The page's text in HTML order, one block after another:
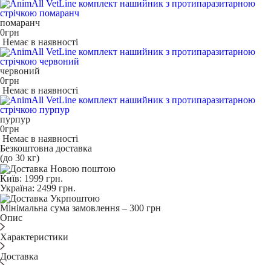
помаранч
0грн
Немає в наявності
червоний
0грн
Немає в наявності
пурпур
0грн
Немає в наявності
Безкоштовна доставка
(до 30 кг)
Київ: 1999 грн.
Україна: 2499 грн.
Мінімальна сума замовлення – 300 грн
Опис
Характеристики
Доставка